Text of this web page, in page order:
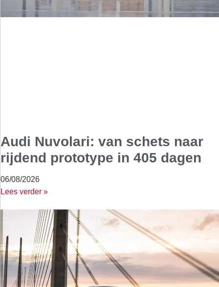
Audi Nuvolari: van schets naar
rijdend prototype in 405 dagen
06/08/2026
Lees verder »